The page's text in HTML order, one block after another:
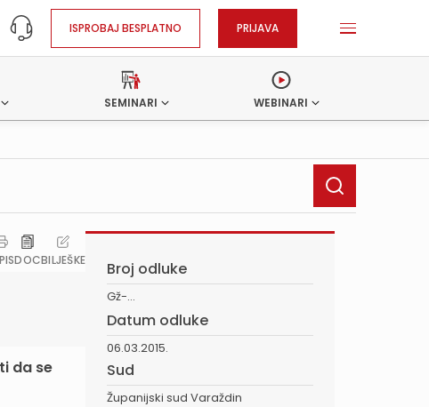
ISPROBAJ BESPLATNO PRIJAVA
SEMINARI WEBINARI
DOCBILJEŠKE
da se
Broj odluke
Gž-...
Datum odluke
06.03.2015.
Sud
Županijski sud Varaždin